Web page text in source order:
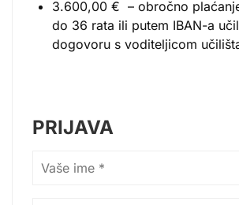
3.600,00 € – obročno
do 36 rata ili putem IBAN-a
dogovoru s voditeljicom
PRIJAVA